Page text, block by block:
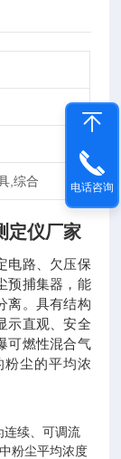
,综合
定仪厂家
电路、欠压保
预捕集器，能
离。具有结构
示直观、安全
可燃性混合气
粉尘的平均浓
连续、可调流
粉尘平均浓度
电话咨询